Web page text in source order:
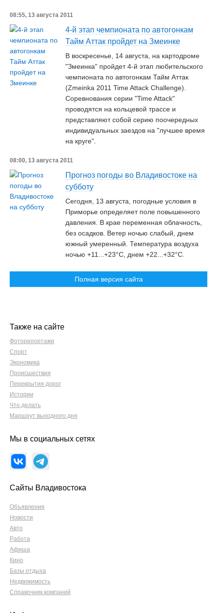
08:55, 13 августа 2011
4-й этап чемпионата по автогонкам
Тайм Аттак пройдет на Змеинке
В воскресенье, 14 августа, на картодроме
"Змеинка" пройдет 4-й этап любительского
чемпионата по автогонкам Тайм Аттак
(Zmeinka 2011 Time Attack Challenge).
Соревнования серии "Time Attack"
проводятся на кольцевой трассе и
представляют собой серию поочередных
индивидуальных заездов на "лучшее время
на круге".
08:00, 13 августа 2011
Прогноз погоды во Владивостоке на
субботу
Сегодня, 13 августа, погодные условия в
Приморье определяет поле повышенного
давления. В крае переменная облачность,
без осадков. Ветер ночью слабый, днем
южный умеренный. Температура воздуха
ночью +11...+23°C, днем +22...+32°C.
Полная версия сайта
Также на сайте
Фоторепортажи
Спорт
Экономика
Происшествия
Перекрытия дорог
Истории
Что делать
Маршрут выходного дня
Мы в социальных сетях
Сайты Владивостока
Объявления
Новости
Авто
Работа
Афиша
Кино
Базы отдыха
Недвижимость
Справочник компаний